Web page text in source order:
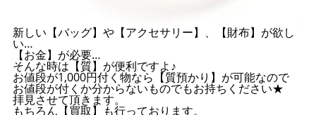
新しい【バッグ】や【アクセサリー】、【財布】が欲し
い…
【お金】が必要…
そんな時は【質】が便利ですよ♪
お値段が1,000円付く物なら【質預かり】が可能なので
お値段が付くか分からないものでもお持ちください★
拝見させて頂きます。
もちろん【買取】も行っております。